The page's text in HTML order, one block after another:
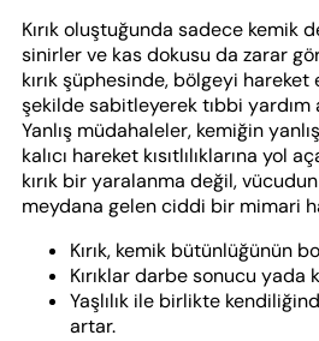
Kırık oluştuğunda sadece kemik
sinirler ve kas dokusu da zarar
kırık şüphesinde, bölgeyi
şekilde sabitleyerek tıbbi yardım
Yanlış müdahaleler, kemiğin
kalıcı hareket kısıtlılıklarına yol
kırık bir yaralanma değil,
meydana gelen ciddi bir mimari
Kırık, kemik bütünlüğünün
Kırıklar darbe sonucu
Yaşlılık ile birlikte
artar.